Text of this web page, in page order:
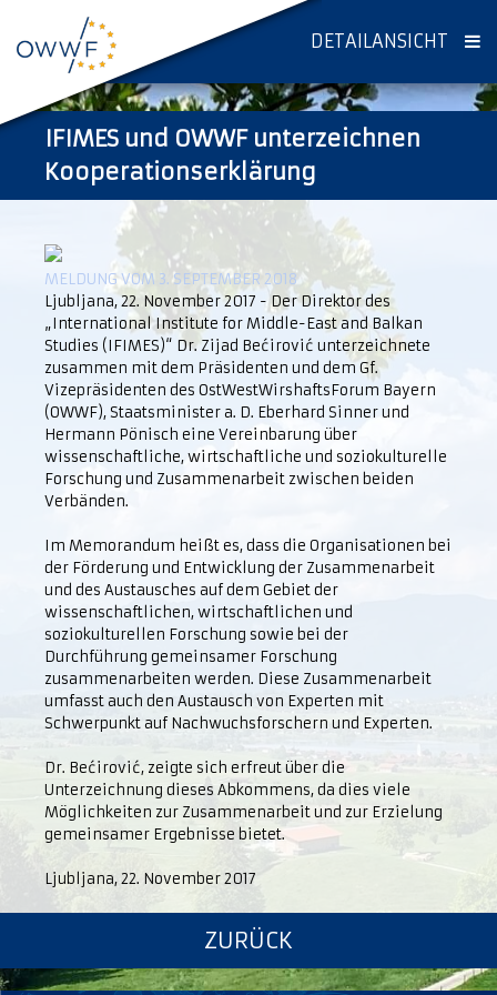
DETAILANSICHT
IFIMES und OWWF unterzeichnen
Kooperationserklärung
MELDUNG VOM 3. SEPTEMBER 2018
Ljubljana, 22. November 2017 - Der Direktor des
„International Institute for Middle-East and Balkan
Studies (IFIMES)“ Dr. Zijad Bećirović unterzeichnete
zusammen mit dem Präsidenten und dem Gf.
Vizepräsidenten des OstWestWirshaftsForum Bayern
(OWWF), Staatsminister a. D. Eberhard Sinner und
Hermann Pönisch eine Vereinbarung über
wissenschaftliche, wirtschaftliche und soziokulturelle
Forschung und Zusammenarbeit zwischen beiden
Verbänden.
Im Memorandum heißt es, dass die Organisationen bei
der Förderung und Entwicklung der Zusammenarbeit
und des Austausches auf dem Gebiet der
wissenschaftlichen, wirtschaftlichen und
soziokulturellen Forschung sowie bei der
Durchführung gemeinsamer Forschung
zusammenarbeiten werden. Diese Zusammenarbeit
umfasst auch den Austausch von Experten mit
Schwerpunkt auf Nachwuchsforschern und Experten.
Dr. Bećirović, zeigte sich erfreut über die
Unterzeichnung dieses Abkommens, da dies viele
Möglichkeiten zur Zusammenarbeit und zur Erzielung
gemeinsamer Ergebnisse bietet.
Ljubljana, 22. November 2017
ZURÜCK